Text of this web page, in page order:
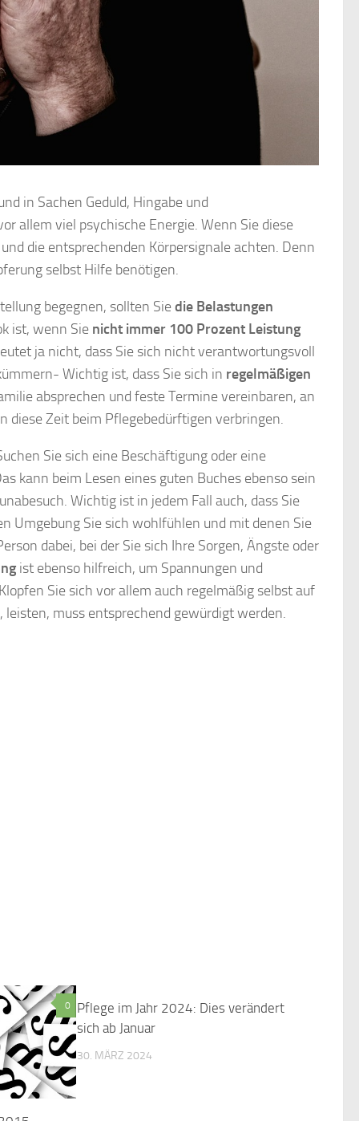
in Sachen Geduld, Hingabe und
allem viel psychische Energie. Wenn Sie diese
die entsprechenden Körpersignale achten. Denn
selbst Hilfe benötigen.
begegnen, sollten Siedie Belastungen
ist, wenn Sie nicht immer 100 Prozent Leistung
ja nicht, dass Sie sich nicht verantwortungsvoll
Wichtig ist, dass Sie sich in regelmäßigen
absprechen und feste Termine vereinbaren, an
diese Zeit beim Pflegebedürftigen verbringen.
Sie sich eine Beschäftigung oder eine
kann beim Lesen eines guten Buches ebenso sein
Wichtig ist in jedem Fall auch, dass Sie
Umgebung Sie sich wohlfühlen und mit denen Sie
dabei, bei der Sie sich Ihre Sorgen, Ängste oder
ist ebenso hilfreich, um Spannungen und
Sie sich vor allem auch regelmäßig selbst auf
muss entsprechend gewürdigt werden.
0
Pflege im Jahr 2024: Dies verändert
sich ab Januar
30. MÄRZ 2024